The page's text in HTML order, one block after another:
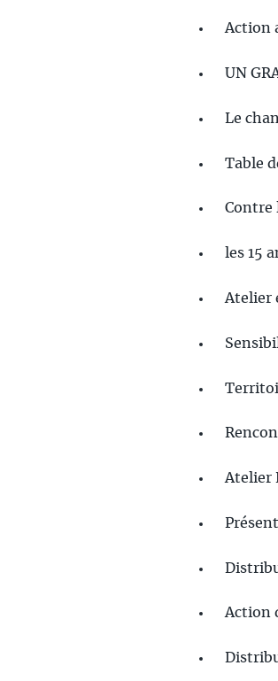
Action
UN
Le
Table
Contre
les 15
Atelier
Atelier
Action